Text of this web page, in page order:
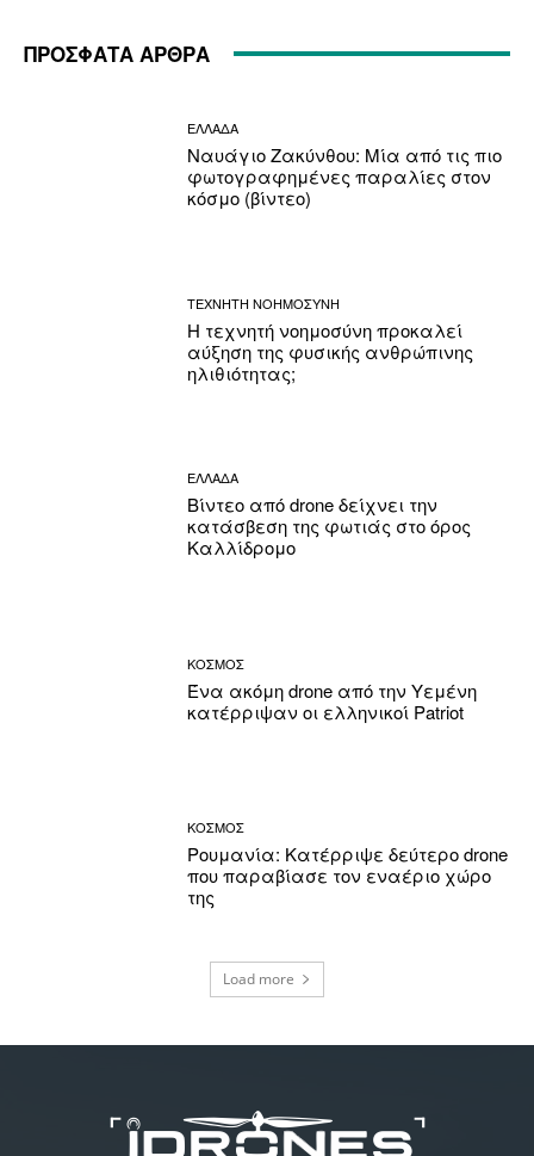
ΠΡΟΣΦΑΤΑ ΑΡΘΡΑ
ΕΛΛΑΔΑ
Ναυάγιο Ζακύνθου: Μία από τις πιο
φωτογραφημένες παραλίες στον
κόσμο (βίντεο)
ΤΕΧΝΗΤΗ ΝΟΗΜΟΣΥΝΗ
Η τεχνητή νοημοσύνη προκαλεί
αύξηση της φυσικής ανθρώπινης
ηλιθιότητας;
ΕΛΛΑΔΑ
Βίντεο από drone δείχνει την
κατάσβεση της φωτιάς στο όρος
Καλλίδρομο
ΚΟΣΜΟΣ
Ένα ακόμη drone από την Υεμένη
κατέρριψαν οι ελληνικοί Patriot
ΚΟΣΜΟΣ
Ρουμανία: Κατέρριψε δεύτερο drone
που παραβίασε τον εναέριο χώρο
της
Load more